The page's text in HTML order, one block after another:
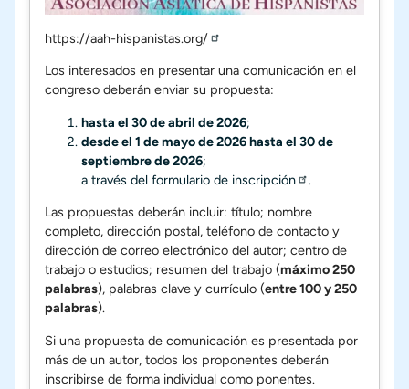
https://aah-hispanistas.org/
Los interesados en presentar una comunicación en el
congreso deberán enviar su propuesta:
hasta el 30 de abril de 2026;
desde el 1 de mayo de 2026 hasta el 30 de
septiembre de 2026;
a través del formulario de inscripción
.
Las propuestas deberán incluir: título; nombre
completo, dirección postal, teléfono de contacto y
dirección de correo electrónico del autor; centro de
trabajo o estudios; resumen del trabajo (máximo 250
palabras), palabras clave y currículo (entre 100 y 250
palabras).
Si una propuesta de comunicación es presentada por
más de un autor, todos los proponentes deberán
inscribirse de forma individual como ponentes.